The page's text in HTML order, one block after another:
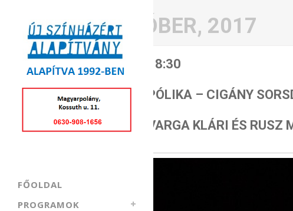
FŐOLDAL
PROGRAMOK
OKTÓBER, 2017
27
OKTÓBER
18:30
PÓLIKA – CIGÁNY
VARGA KLÁRI ÉS RUSZ